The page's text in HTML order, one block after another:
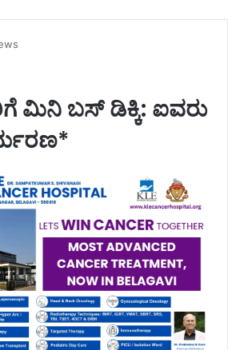
ಮಿನಿ ಬಸ್ ಡಿಕ್ಕಿ: ಐವರು